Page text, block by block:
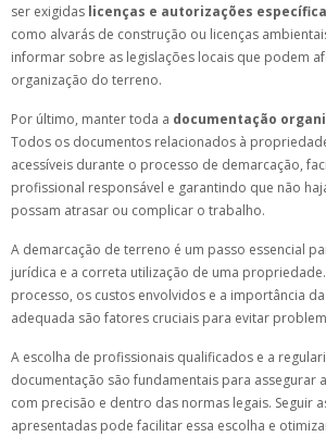
ser exigidas licenças e autorizações
como alvarás de construção ou licenças
informar sobre as legislações locais que podem
organização do terreno.
Por último, manter toda a documentação
Todos os documentos relacionados à
acessíveis durante o processo de demarcação,
profissional responsável e garantindo que não
possam atrasar ou complicar o trabalho.
A demarcação de terreno é um passo essencial
jurídica e a correta utilização de uma
processo, os custos envolvidos e a importância
adequada são fatores cruciais para evitar
A escolha de profissionais qualificados e a
documentação são fundamentais para assegurar
com precisão e dentro das normas legais. Seguir
apresentadas pode facilitar essa escolha e